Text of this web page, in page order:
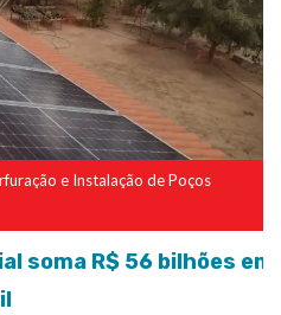
e Instalação de Poços
soma R$ 56 bilhões em